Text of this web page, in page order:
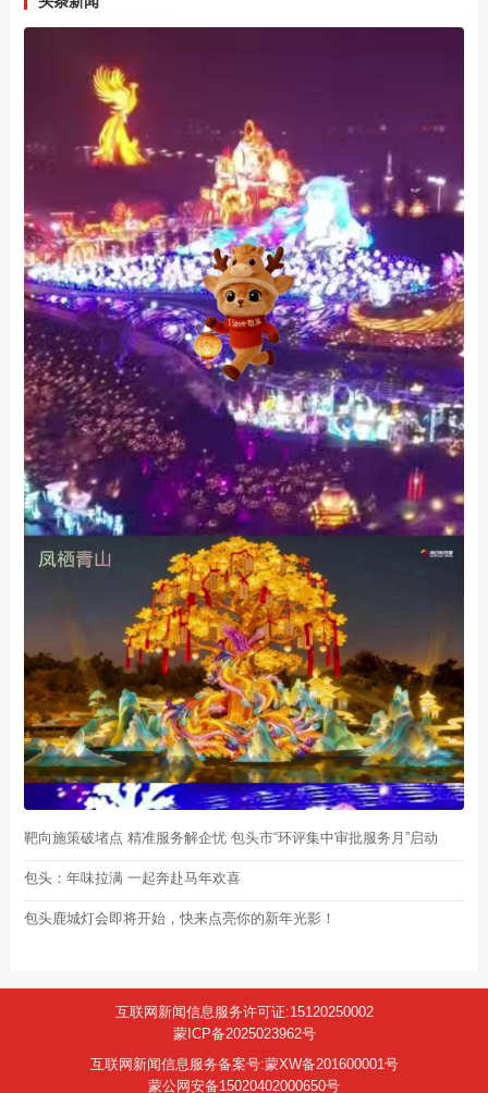
靶向施策破堵点 精准服务解企忧 包头市“环评集中审批服务月”启动
包头：年味拉满 一起奔赴马年欢喜
包头鹿城灯会即将开始，快来点亮你的新年光影！
互联网新闻信息服务许可证:15120250002
蒙ICP备2025023962号
互联网新闻信息服务备案号:蒙XW备201600001号
蒙公网安备15020402000650号